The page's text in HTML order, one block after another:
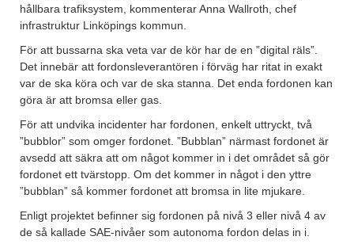
hållbara trafiksystem, kommenterar Anna Wallroth, chef
infrastruktur Linköpings kommun.
För att bussarna ska veta var de kör har de en ”digital räls”.
Det innebär att fordonsleverantören i förväg har ritat in exakt
var de ska köra och var de ska stanna. Det enda fordonen kan
göra är att bromsa eller gas.
För att undvika incidenter har fordonen, enkelt uttryckt, två
”bubblor” som omger fordonet. ”Bubblan” närmast fordonet är
avsedd att säkra att om något kommer in i det området så gör
fordonet ett tvärstopp. Om det kommer in något i den yttre
”bubblan” så kommer fordonet att bromsa in lite mjukare.
Enligt projektet befinner sig fordonen på nivå 3 eller nivå 4 av
de så kallade SAE-nivåer som autonoma fordon delas in i.